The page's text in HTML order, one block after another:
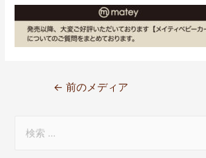
← 前のメディア